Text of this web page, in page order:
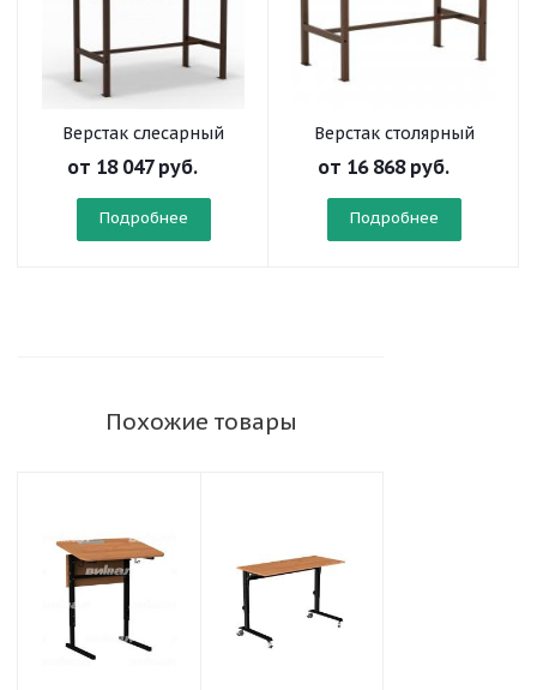
Верстак слесарный
от 18 047 руб.
Подробнее
Верстак столярный
от 16 868 руб.
Подробнее
Похожие товары